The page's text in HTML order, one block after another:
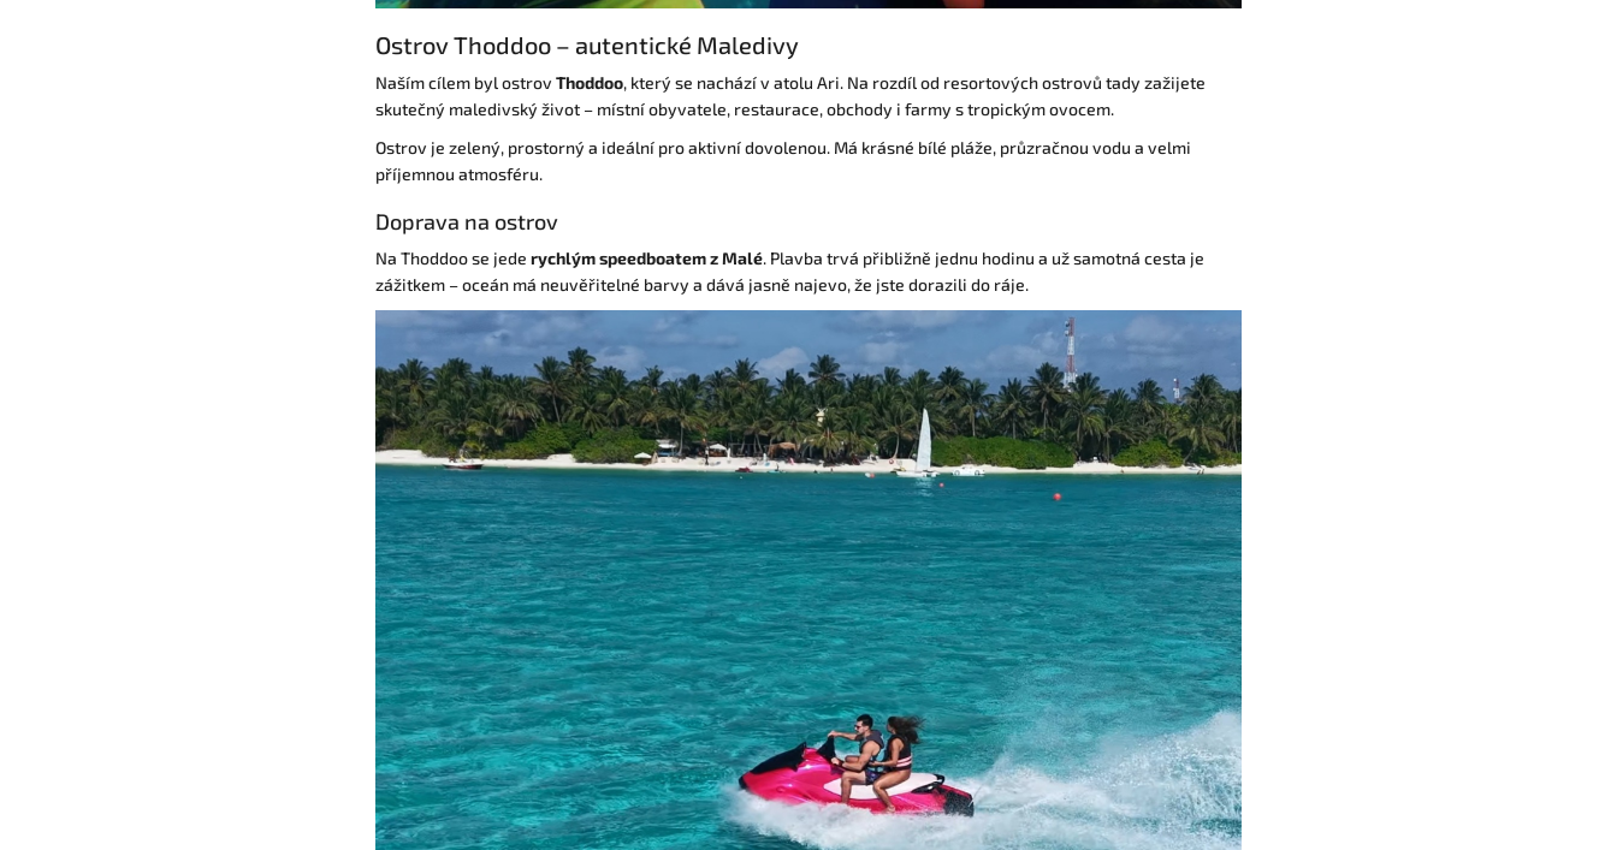
Ostrov Thoddoo – autentické Maledivy
Naším cílem byl ostrov Thoddoo, který se nachází v atolu Ari. Na rozdíl od resortových ostrovů tady zažijete
skutečný maledivský život – místní obyvatele, restaurace, obchody i farmy s tropickým ovocem.
Ostrov je zelený, prostorný a ideální pro aktivní dovolenou. Má krásné bílé pláže, průzračnou vodu a velmi
příjemnou atmosféru.
Doprava na ostrov
Na Thoddoo se jede rychlým speedboatem z Malé. Plavba trvá přibližně jednu hodinu a už samotná cesta je
zážitkem – oceán má neuvěřitelné barvy a dává jasně najevo, že jste dorazili do ráje.